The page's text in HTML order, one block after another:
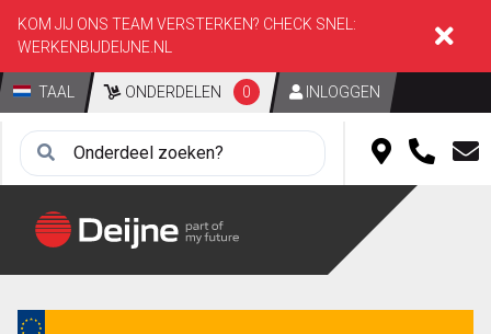
KOM JIJ ONS TEAM VERSTERKEN? CHECK SNEL:
WERKENBIJDEIJNE.NL
TAAL ONDERDELEN 0 INLOGGEN